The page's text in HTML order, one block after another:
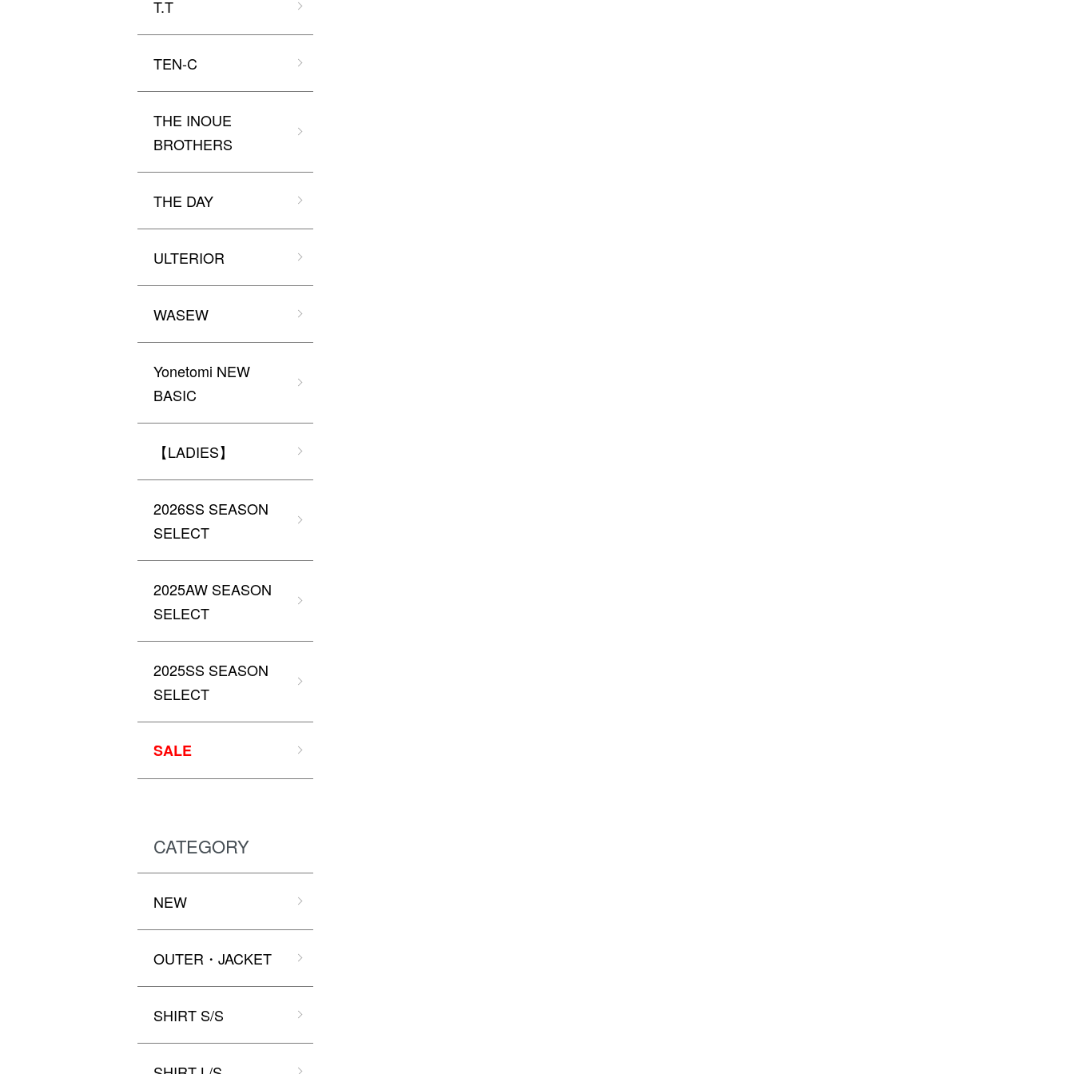
T.T
TEN-C
THE INOUE
BROTHERS
THE DAY
ULTERIOR
WASEW
Yonetomi NEW
BASIC
【LADIES】
2026SS SEASON
SELECT
2025AW SEASON
SELECT
2025SS SEASON
SELECT
SALE
CATEGORY
NEW
OUTER・JACKET
SHIRT S/S